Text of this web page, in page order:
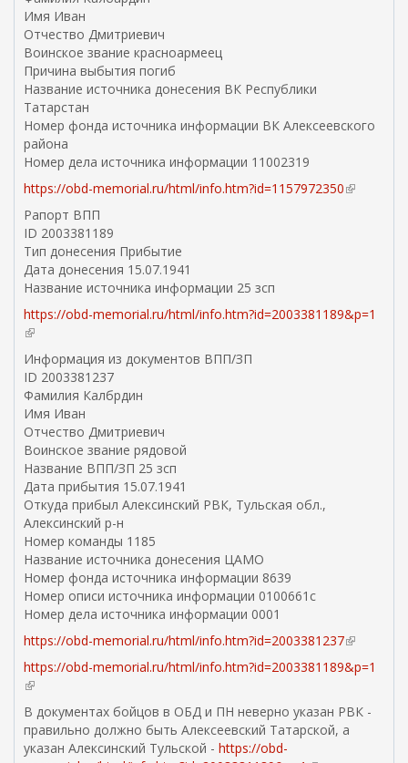
Имя Иван
Отчество Дмитриевич
Воинское звание красноармеец
Причина выбытия погиб
Название источника донесения ВК Республики
Татарстан
Номер фонда источника информации ВК Алексеевского
района
Номер дела источника информации 11002319
https://obd-memorial.ru/html/info.htm?id=1157972350(
я
Рапорт ВПП
ID 2003381189
Тип донесения Прибытие
Дата донесения 15.07.1941
Название источника информации 25 зсп
https://obd-memorial.ru/html/info.htm?id=2003381189&p=1
(
в
н
е
ш
н
я
я
с
с
ы
л
к
а
)
Информация из документов ВПП/ЗП
ID 2003381237
Фамилия Калбрдин
Имя Иван
Отчество Дмитриевич
Воинское звание рядовой
Название ВПП/ЗП 25 зсп
Дата прибытия 15.07.1941
Откуда прибыл Алексинский РВК, Тульская обл.,
Алексинский р-н
Номер команды 1185
Название источника донесения ЦАМО
Номер фонда источника информации 8639
Номер описи источника информации 0100661с
Номер дела источника информации 0001
https://obd-memorial.ru/html/info.htm?id=2003381237(
в
н
ш
н
https://obd-memorial.ru/html/info.htm?id=2003381189&p=1
(
в
н
е
ш
В документах бойцов в ОБД и ПН неверно указан РВК -
правильно должно быть Алексеевский Татарской, а
указан Алексинский Тульской - https://obd-